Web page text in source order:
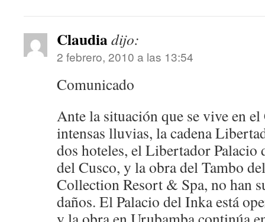
Claudiadijo:
2 febrero, 2010 a las 13:54
Comunicado
Ante la situación que se vive en el
intensas lluvias, la cadena
dos hoteles, el Libertador Palacio
del Cusco, y la obra del Tambo
Collection Resort & Spa, no han
daños. El Palacio del Inka está